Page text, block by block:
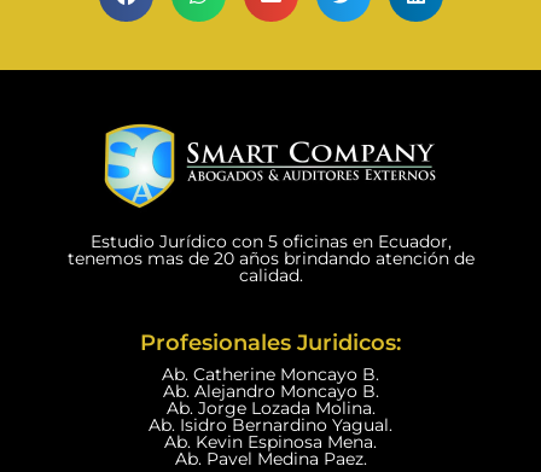
Estudio Jurídico con 5 oficinas en Ecuador,
tenemos mas de 20 años brindando atención de
calidad.
Profesionales Juridicos:
Ab. Catherine Moncayo B.
Ab. Alejandro Moncayo B.
Ab. Jorge Lozada Molina.
Ab. Isidro Bernardino Yagual.
Ab. Kevin Espinosa Mena.
Ab. Pavel Medina Paez.